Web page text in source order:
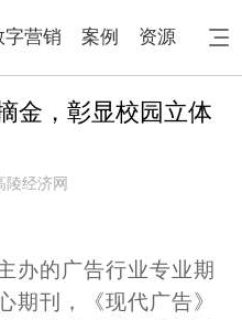
字营销 案例 资源
金，彰显校园立体
陵经济网
办的广告行业专业期
期刊，《现代广告》